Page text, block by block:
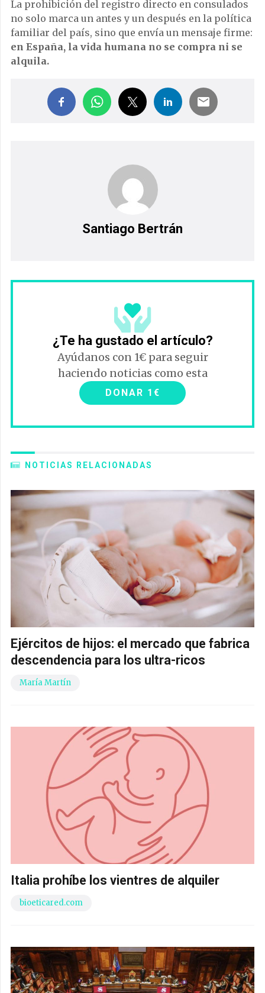
La prohibición del registro directo en consulados
no solo marca un antes y un después en la política
familiar del país, sino que envía un mensaje firme:
en España, la vida humana no se compra ni se
alquila.
Santiago Bertrán
¿Te ha gustado el artículo?
Ayúdanos con 1€ para seguir
haciendo noticias como esta
DONAR 1€
NOTICIAS RELACIONADAS
Ejércitos de hijos: el mercado que fabrica
descendencia para los ultra-ricos
María Martín
Italia prohíbe los vientres de alquiler
bioeticared.com